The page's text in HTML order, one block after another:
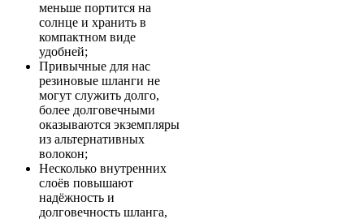
меньше портится на
солнце и хранить в
компактном виде
удобней;
Привычные для нас
резиновые шланги не
могут служить долго,
более долговечными
оказываются экземпляры
из альтернативных
волокон;
Несколько внутренних
слоёв повышают
надёжность и
долговечность шланга,